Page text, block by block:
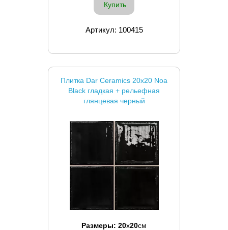
Купить
Артикул: 100415
Плитка Dar Ceramics 20x20 Noa
Black гладкая + рельефная
глянцевая черный
Размеры: 20x20см